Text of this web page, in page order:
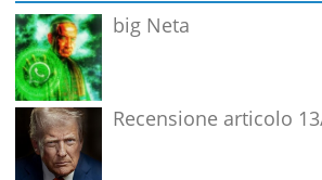
big Neta
Recensione articolo